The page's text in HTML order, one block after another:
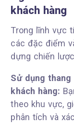
khách hàng
Trong lĩnh vực
các đặc điểm
dựng chiến
Sử dụng
khách hàng:
theo khu vực,
phân tích và